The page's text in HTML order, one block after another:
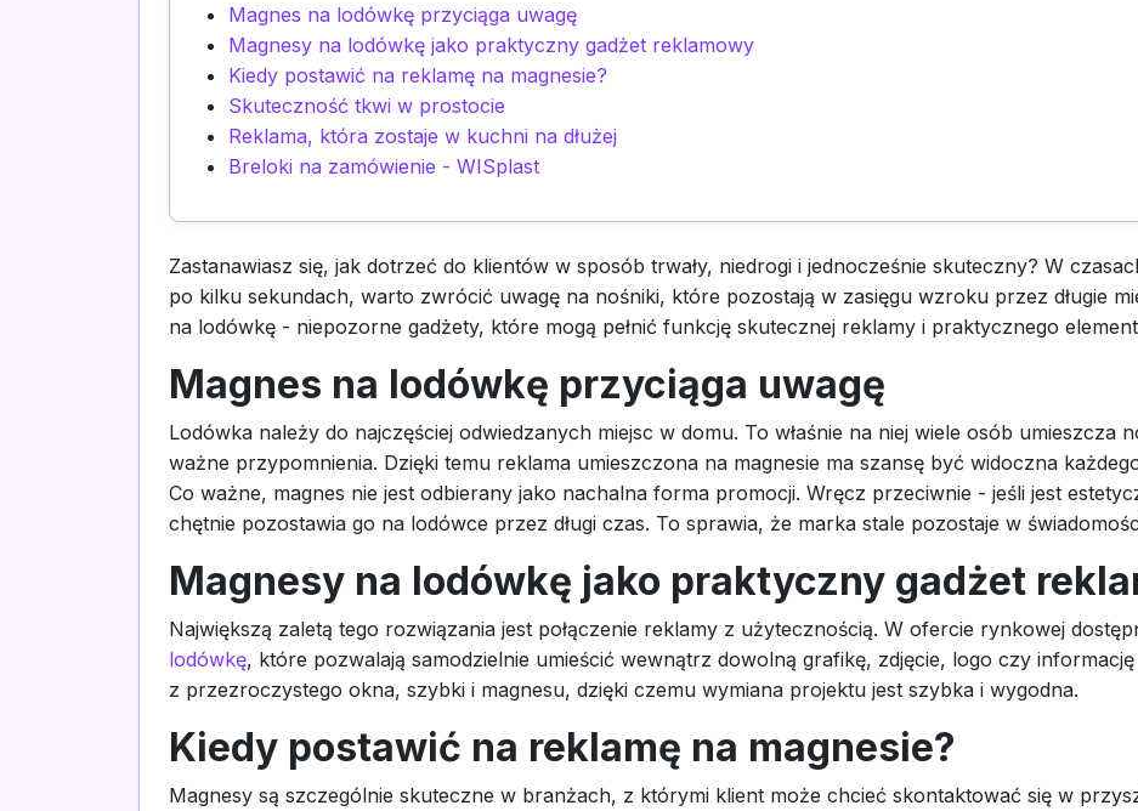
Magnes na lodówkę przyciąga uwagę
Magnesy na lodówkę jako praktyczny gadżet reklamowy
Kiedy postawić na reklamę na magnesie?
Skuteczność tkwi w prostocie
Reklama, która zostaje w kuchni na dłużej
Breloki na zamówienie - WISplast
Zastanawiasz się, jak dotrzeć do klientów w sposób trwały, niedrogi i jednocześnie skuteczny? W
po kilku sekundach, warto zwrócić uwagę na nośniki, które pozostają w zasięgu wzroku przez długie
na lodówkę - niepozorne gadżety, które mogą pełnić funkcję skutecznej reklamy i praktycznego
Magnes na lodówkę przyciąga uwagę
Lodówka należy do najczęściej odwiedzanych miejsc w domu. To właśnie na niej wiele osób umieszcza
ważne przypomnienia. Dzięki temu reklama umieszczona na magnesie ma szansę być widoczna
Co ważne, magnes nie jest odbierany jako nachalna forma promocji. Wręcz przeciwnie - jeśli jest
chętnie pozostawia go na lodówce przez długi czas. To sprawia, że marka stale pozostaje w
Magnesy na lodówkę jako praktyczny gadżet
Największą zaletą tego rozwiązania jest połączenie reklamy z użytecznością. W ofercie rynkowej
lodówkę, które pozwalają samodzielnie umieścić wewnątrz dowolną grafikę, zdjęcie, logo czy
z przezroczystego okna, szybki i magnesu, dzięki czemu wymiana projektu jest szybka i wygodna.
Kiedy postawić na reklamę na magnesie?
Magnesy są szczególnie skuteczne w branżach, z którymi klient może chcieć skontaktować się w